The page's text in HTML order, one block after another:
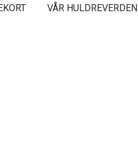
VÅR HULDREVERDEN